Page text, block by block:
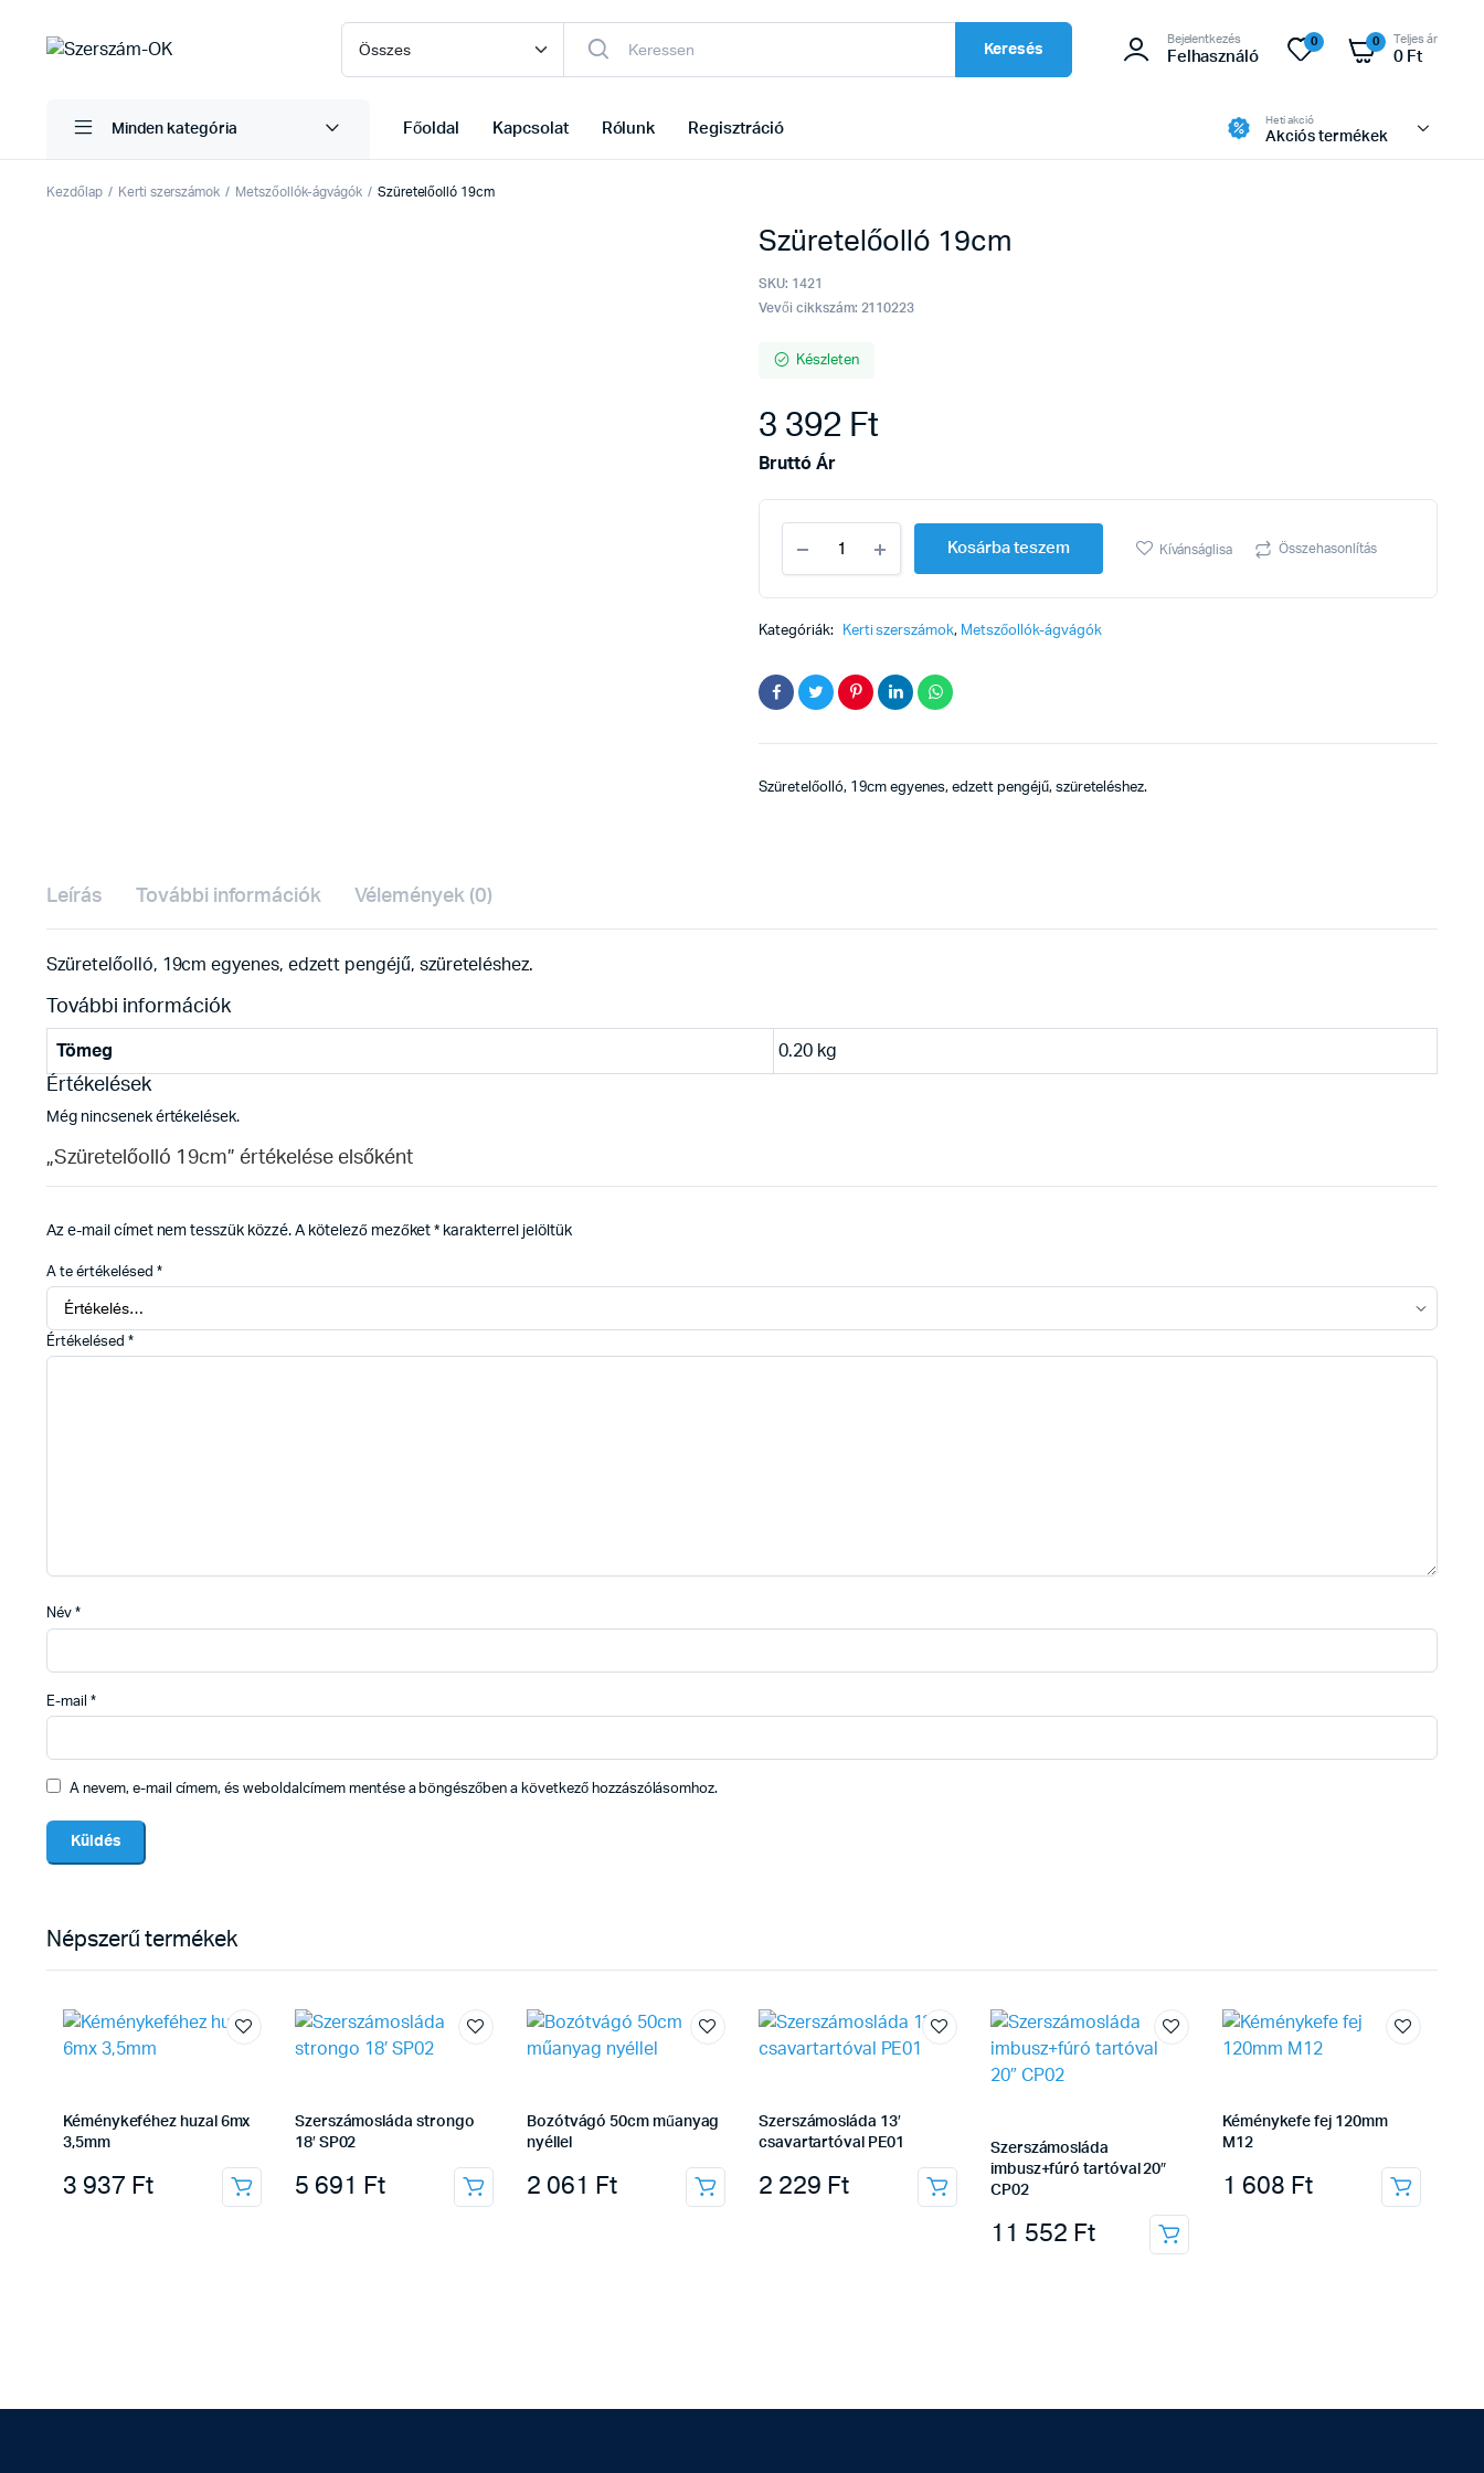
Keresés
Bejelentkezés
Felhasználó
0 0 Teljes ár
0 Ft
Minden kategória Főoldal Kapcsolat Rólunk Regisztráció
Heti akció
Akciós termékek
Kezdőlap Kerti szerszámok Metszőollók-ágvágók Szüretelőolló 19cm
Szüretelőolló 19cm
SKU: 1421
Vevői cikkszám: 2110223
Készleten
3 392 Ft
Bruttó Ár
19cm
quantity
Kosárba teszem Kívánságlisa Összehasonlítás
Kategóriák: Kerti szerszámok, Metszőollók-ágvágók
Szüretelőolló, 19cm egyenes, edzett pengéjű, szüreteléshez.
Leírás További információk Vélemények (0)
Szüretelőolló, 19cm egyenes, edzett pengéjű, szüreteléshez.
További információk
Tömeg 0.20 kg
Értékelések
Még nincsenek értékelések.
„Szüretelőolló 19cm” értékelése elsőként
Az e-mail címet nem tesszük közzé. A kötelező mezőket* karakterrel jelöltük
A te értékelésed *
Értékelésed *
Név *
E-mail *
A nevem, e-mail címem, és weboldalcímem mentése a böngészőben a következő hozzászólásomhoz.
Népszerű termékek
Kéménykeféhez huzal 6mx
3,5mm
3 937 Ft
Szerszámosláda strongo
18′ SP02
5 691 Ft
Bozótvágó 50cm műanyag
nyéllel
2 061 Ft
Szerszámosláda 13′
csavartartóval PE01
2 229 Ft
Szerszámosláda
imbusz+fúró tartóval 20″
CP02
11 552 Ft
Kéménykefe fej 120mm
M12
1 608 Ft